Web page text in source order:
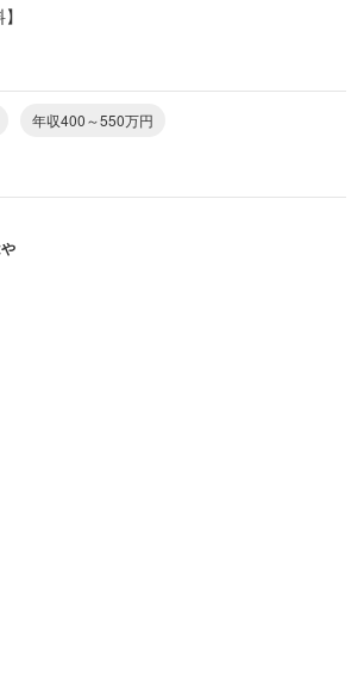
かるため、手取りがもう少し欲し
／神奈川県／女性40代前半／その他／
ていた。
年収400～550万円